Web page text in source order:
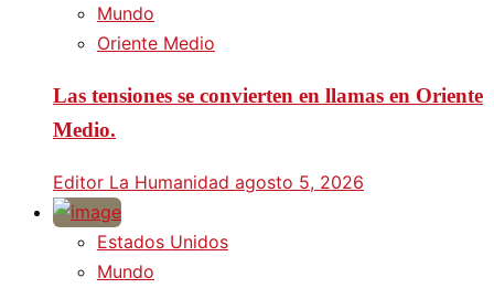
Mundo
Oriente Medio
Las tensiones se convierten en llamas en Oriente
Medio.
Editor La Humanidad agosto 5, 2026
Estados Unidos
Mundo